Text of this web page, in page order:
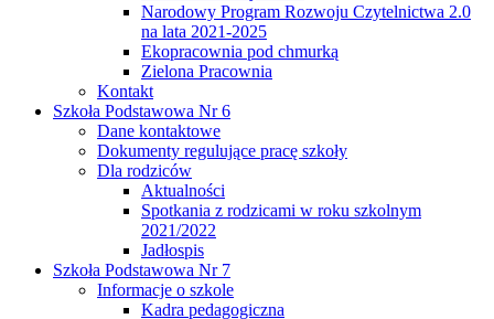
Narodowy Program Rozwoju Czytelnictwa 2.0
na lata 2021-2025
Ekopracownia pod chmurką
Zielona Pracownia
Kontakt
Szkoła Podstawowa Nr 6
Dane kontaktowe
Dokumenty regulujące pracę szkoły
Dla rodziców
Aktualności
Spotkania z rodzicami w roku szkolnym
2021/2022
Jadłospis
Szkoła Podstawowa Nr 7
Informacje o szkole
Kadra pedagogiczna